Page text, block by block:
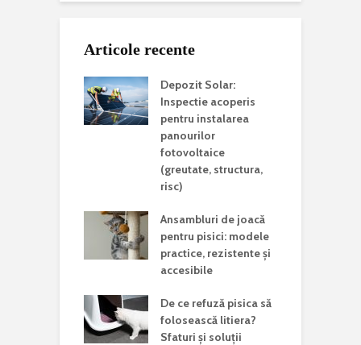
Articole recente
Depozit Solar:
Inspectie acoperis
pentru instalarea
panourilor
fotovoltaice
(greutate, structura,
risc)
Ansambluri de joacă
pentru pisici: modele
practice, rezistente și
accesibile
De ce refuză pisica să
folosească litiera?
Sfaturi și soluții